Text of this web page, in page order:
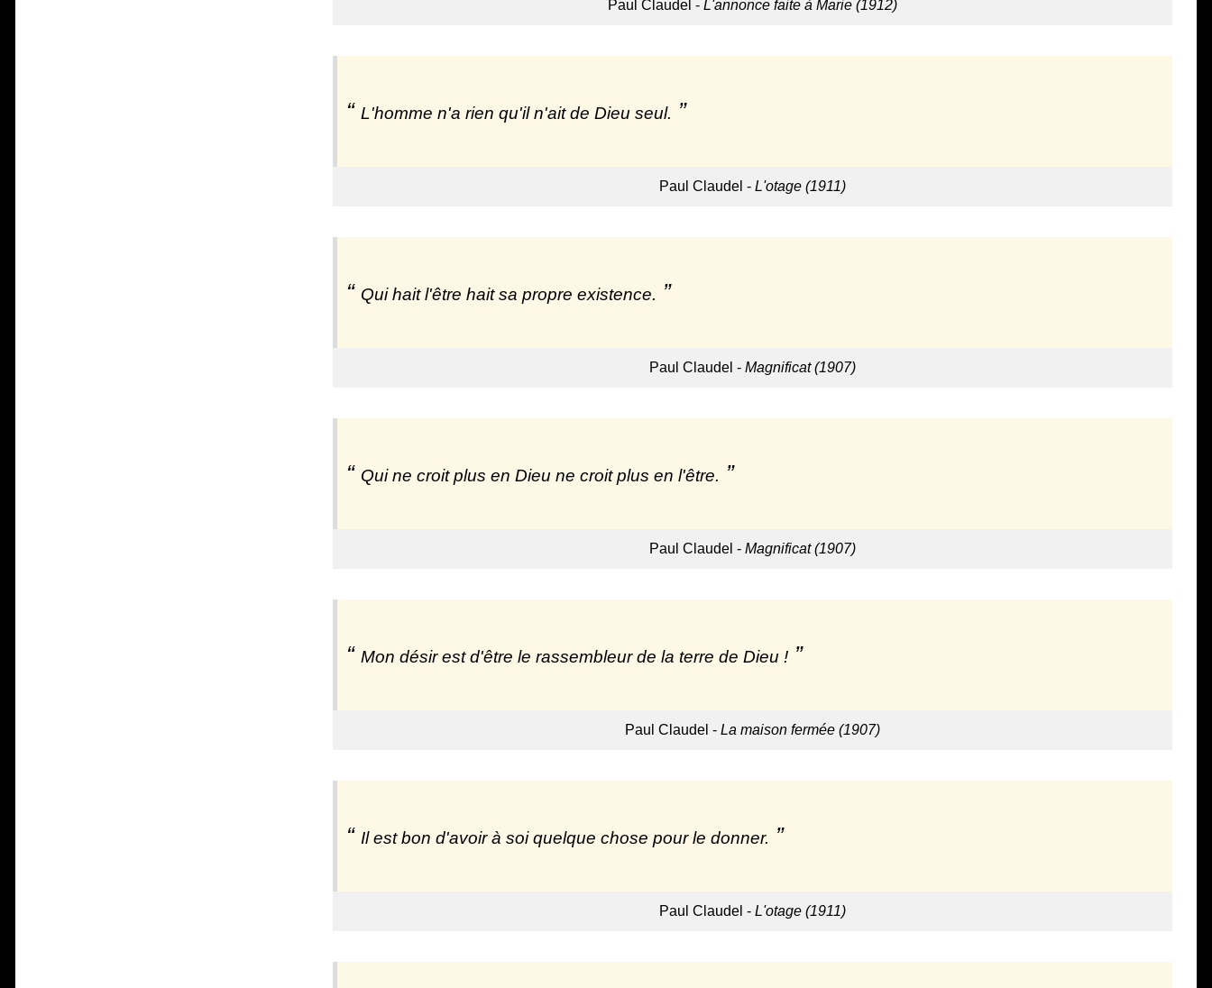
Paul Claudel - L'annonce faite à Marie (1912)
L'homme n'a rien qu'il n'ait de Dieu seul.
Paul Claudel - L'otage (1911)
Qui hait l'être hait sa propre existence.
Paul Claudel - Magnificat (1907)
Qui ne croit plus en Dieu ne croit plus en l'être.
Paul Claudel - Magnificat (1907)
Mon désir est d'être le rassembleur de la terre de Dieu !
Paul Claudel - La maison fermée (1907)
Il est bon d'avoir à soi quelque chose pour le donner.
Paul Claudel - L'otage (1911)